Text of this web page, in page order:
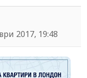
2017, 19:48